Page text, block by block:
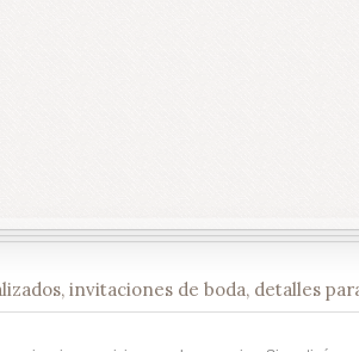
invitaciones de boda, detalles